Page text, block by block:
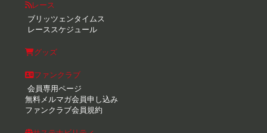
レース
ブリッツェンタイムス
レーススケジュール
グッズ
ファンクラブ
会員専用ページ
無料メルマガ会員申し込み
ファンクラブ会員規約